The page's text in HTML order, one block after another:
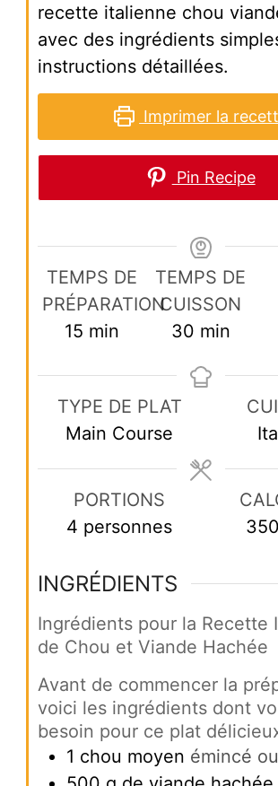
recette italienne chou
avec des ingrédients
instructions détaillées.
Imprimer la
Pin Recipe
TEMPS DE
PRÉPARATION
15 minutes
min
TEMPS DE
CUISSON
30minutes
min
TYPE DE PLAT
Main Course
PORTIONS
4 personnes
350
INGRÉDIENTS
Ingrédients pour la Recette
de Chou et Viande Hachée
Avant de commencer la
voici les ingrédients dont
besoin pour ce plat
1 chou moyen émincé